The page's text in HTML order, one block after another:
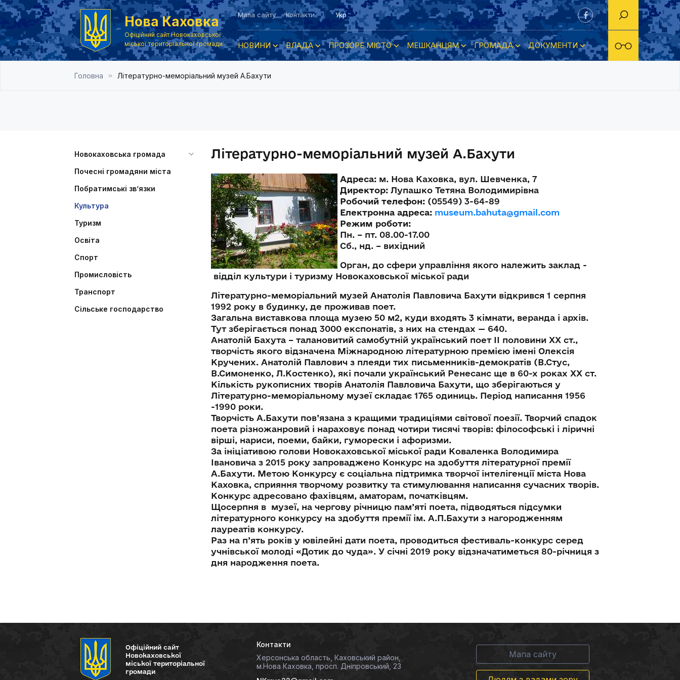
Нова Каховка
Офіційний сайт Новокаховської
міської територіальної громади
Мапа сайту Контакти Укр
НОВИНИ ВЛАДА ПРОЗОРЕ МІСТО МЕШКАНЦЯМ ГРОМАДА ДОКУМЕНТИ
Головна Літературно-меморіальний музей А.Бахути
Новокаховська громада
Почесні громадяни міста
Побратимські зв’язки
Культура
Туризм
Освіта
Спорт
Промисловість
Транспорт
Сільське господарство
Літературно-меморіальний музей А.Бахути
Адреса: м. Нова Каховка, вул. Шевченка, 7
Директор: Лупашко Тетяна Володимирівна
Робочий телефон: (05549) 3-64-89
Електронна адреса: museum.bahuta@gmail.com
Режим роботи:
Пн. – пт. 08.00-17.00
Сб., нд. – вихідний
Орган, до сфери управління якого належить заклад -
відділ культури і туризму Новокаховської міської ради
Літературно-меморіальний музей Анатолія Павловича Бахути відкрився 1 серпня
1992 року в будинку, де проживав поет.
Загальна виставкова площа музею 50 м2, куди входять 3 кімнати, веранда і архів.
Тут зберігається понад 3000 експонатів, з них на стендах — 640.
Анатолій Бахута – талановитий самобутній український поет ІІ половини ХХ ст.,
творчість якого відзначена Міжнародною літературною премією імені Олексія
Кручених. Анатолій Павлович з плеяди тих письменників-демократів (В.Стус,
В.Симоненко, Л.Костенко), які почали український Ренесанс ще в 60-х роках ХХ ст.
Кількість рукописних творів Анатолія Павловича Бахути, що зберігаються у
Літературно-меморіальному музеї складає 1765 одиниць. Період написання 1956
-1990 роки.
Творчість А.Бахути пов’язана з кращими традиціями світової поезії. Творчий спадок
поета різножанровий і нараховує понад чотири тисячі творів: філософські і ліричні
вірші, нариси, поеми, байки, гуморески і афоризми.
За ініціативою голови Новокаховської міської ради Коваленка Володимира
Івановича з 2015 року запроваджено Конкурс на здобуття літературної премії
А.Бахути. Метою Конкурсу є соціальна підтримка творчої інтелігенції міста Нова
Каховка, сприяння творчому розвитку та стимулювання написання сучасних творів.
Конкурс адресовано фахівцям, аматорам, початківцям.
Щосерпня в музеї, на чергову річницю пам’яті поета, підводяться підсумки
літературного конкурсу на здобуття премії ім. А.П.Бахути з нагородженням
лауреатів конкурсу.
Раз на п’ять років у ювілейні дати поета, проводиться фестиваль-конкурс серед
учнівської молоді «Дотик до чуда». У січні 2019 року відзначатиметься 80-річниця з
дня народження поета.
Офіційний сайт
Новокаховської
міської територіальної
громади
Контакти
Херсонська область, Каховський район,
м.Нова Каховка, просп. Дніпровський, 23
Мапа сайту